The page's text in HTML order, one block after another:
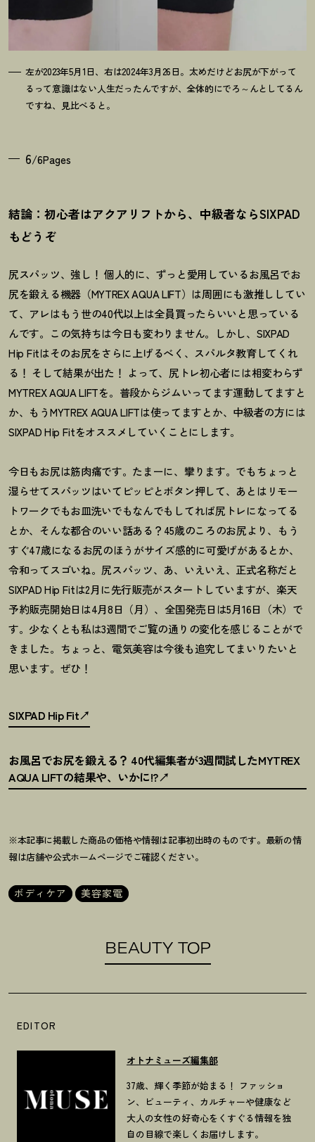
左が2023年5月1日、右は2024年3月26日。太めだけどお尻が下がって
るって意識はない人生だったんですが、全体的にでろ～んとしてるん
ですね、見比べると。
6/6Pages
結論：初心者はアクアリフトから、中級者ならSIXPAD
もどうぞ
尻スパッツ、強し ！ 個人的に、ずっと愛用しているお風呂でお
尻を鍛える機器（MYTREX AQUA LIFT）は周囲にも激推ししてい
て、アレはもう世の40代以上は全員買ったらいいと思っている
んです。この気持ちは今日も変わりません。しかし、SIXPAD
Hip Fitはそのお尻をさらに上げるべく、スパルタ教育してくれ
る ！ そして結果が出た ！ よって、尻トレ初心者には相変わらず
MYTREX AQUA LIFTを。普段からジムいってます運動してますと
か、もうMYTREX AQUA LIFTは使ってますとか、中級者の方には
SIXPAD Hip Fitをオススメしていくことにします。
今日もお尻は筋肉痛です。たまーに、攣ります。でもちょっと
湿らせてスパッツはいてピッピとボタン押して、あとはリモー
トワークでもお皿洗いでもなんでもしてれば尻トレになってる
とか、そんな都合のいい話ある ？ 45歳のころのお尻より、もう
すぐ47歳になるお尻のほうがサイズ感的に可愛げがあるとか、
令和ってスゴいね。尻スパッツ、あ、いえいえ、正式名称だと
SIXPAD Hip Fitは2月に先行販売がスタートしていますが、楽天
予約販売開始日は4月8日（月）、全国発売日は5月16日（木）で
す。少なくとも私は3週間でご覧の通りの変化を感じることがで
きました。ちょっと、電気美容は今後も追究してまいりたいと
思います。ぜひ ！
SIXPAD Hip Fit
お風呂でお尻を鍛える ？ 40代編集者が3週間試したMYTREX
AQUA LIFTの結果や、いかに!?
※本記事に掲載した商品の価格や情報は記事初出時のものです。最新の情
報は店舗や公式ホームページでご確認ください。
ボディケア 美容家電
BEAUTY TOP
EDITOR
オトナミューズ編集部
37歳、輝く季節が始まる！ ファッショ
ン、ビューティ、カルチャーや健康など
大人の女性の好奇心をくすぐる情報を独
自の目線で楽しくお届けします。